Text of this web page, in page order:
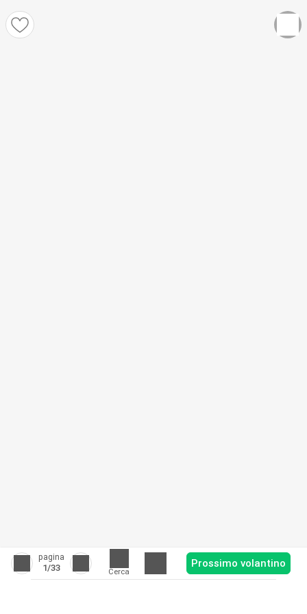
pagina
1/33 Cerca
Prossimo volantino